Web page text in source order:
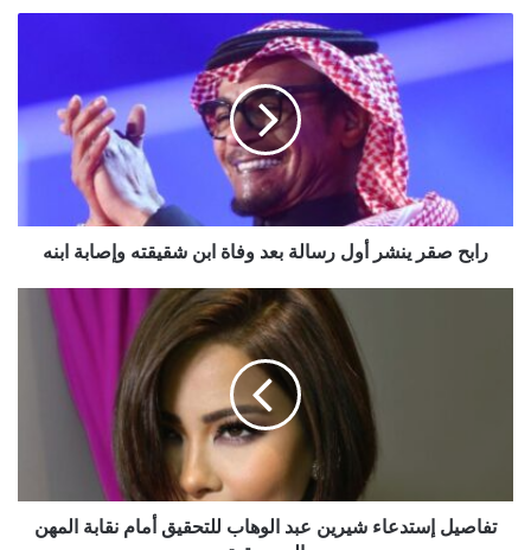
رابح
ينشر
شقيقته
وإصابةرابح صقر ينشر أول رسالة بعد وفاة ابن شقيقته وإصابة ابنه
المهن
الموسيقية
تفاصيل إستدعاء شيرين عبد الوهاب للتحقيق أمام نقابة المهن